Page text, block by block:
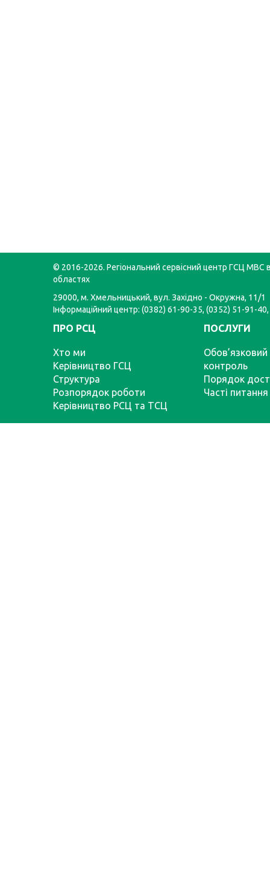
© 2016-2026. Регіональний сервісний центр ГСЦ МВС
областях
29000, м. Хмельницький, вул. Західно - Окружна, 11/1
Інформаційний центр: (0382) 61-90-35, (0352) 51-91-
ПРО РСЦ
Хто ми
Керівництво ГСЦ
Структура
Розпорядок роботи
Керівництво РСЦ та ТСЦ
ПОСЛУГИ
Обов’язковий
контроль
Порядок
Часті питання